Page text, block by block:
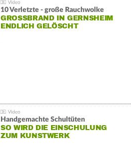
10 Verletzte - große Rauchwolke
GROSSBRAND IN GERNSHEIM E
NDLICH GELÖSCHT
Handgemachte Schultüten
SO WIRD DIE EINSCHULUNG
ZUM KUNSTWERK